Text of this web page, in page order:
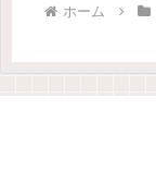
ホーム